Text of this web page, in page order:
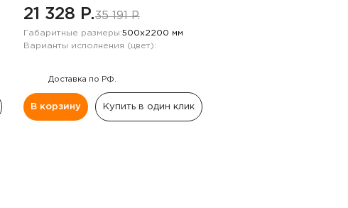
21 328 P.35 191 P.
Габаритные размеры:500х2200 мм
Варианты исполнения (цвет):
Доставка по РФ.
В корзину Купить в один клик